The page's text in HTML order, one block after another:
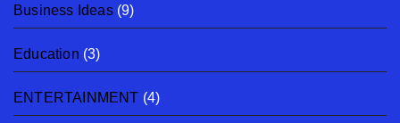
Business Ideas(9)
Education (3)
ENTERTAINMENT (4)